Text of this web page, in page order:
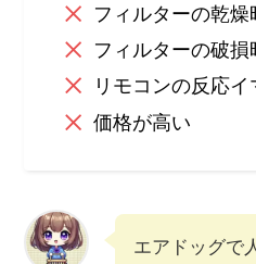
フィルターの乾燥
フィルターの破
リモコンの反応イ
価格が高い
エアドッグで